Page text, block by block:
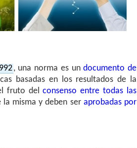
, una norma es undocumento de
basadas en los resultados de la
fruto del consenso entre todas las
misma y deben ser aprobadas por